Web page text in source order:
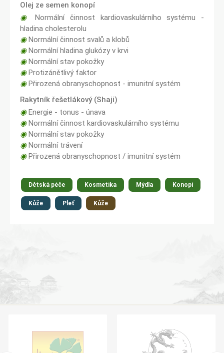
Olej ze semen konopí
◉
Normální činnost kardiovaskulárního systému -
hladina cholesterolu
◉Normální činnost svalů a klobů
◉Normální hladina glukózy v krvi
◉Normální stav pokožky
◉Protizánětlivý faktor
◉Přirozená obranyschopnost - imunitní systém
Rakytník řešetlákový (Shaji)
◉Energie - tonus - únava
◉Normální činnost kardiovaskulárního systému
◉Normální stav pokožky
◉Normální trávení
◉Přirozená obranyschopnost / imunitní systém
Dětská péče Kosmetika Mýdla Konopí
Kůže Pleť Kůže